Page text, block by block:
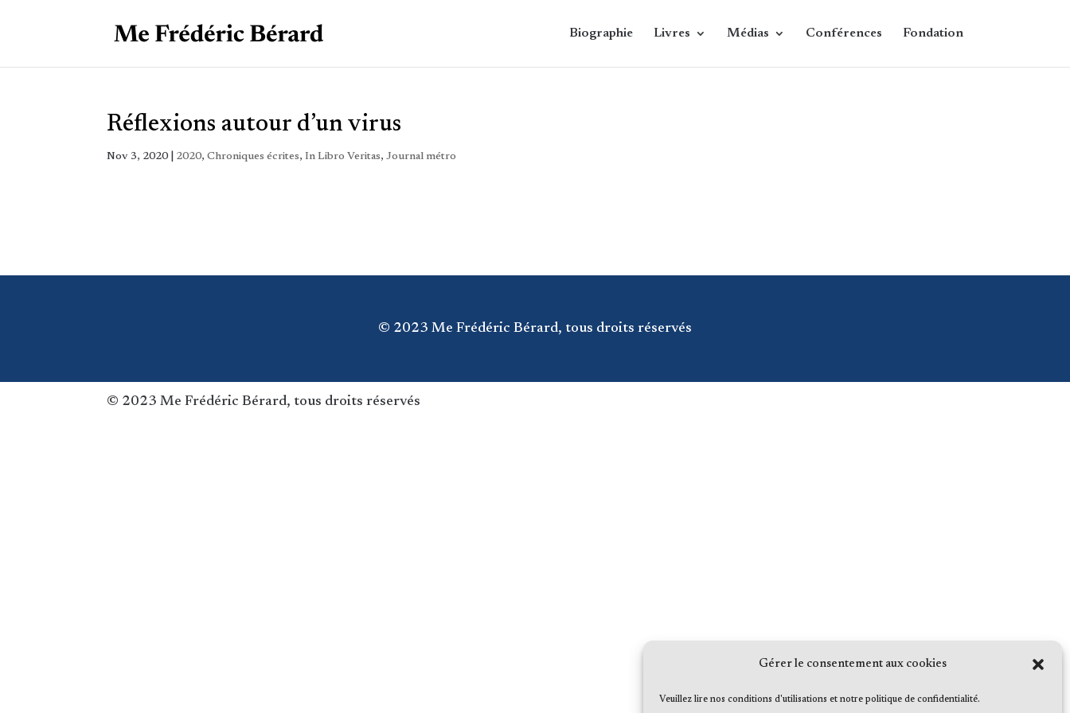
Gérer le consentement aux cookies
Veuillez lire nos conditions d'utilisations et notre politique de confidentialité.
Biographie Livres Médias Conférences Fondation
Réflexions autour d’un virus
Nov 3, 2020| 2020,Chroniques écrites,In Libro Veritas,Journal métro
© 2023 Me Frédéric Bérard, tous droits réservés
© 2023 Me Frédéric Bérard, tous droits réservés